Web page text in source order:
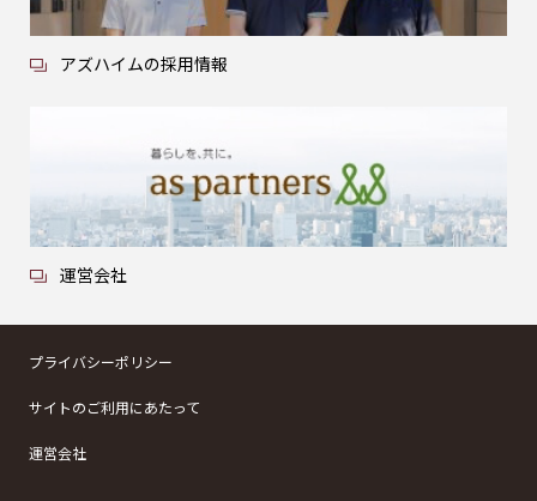
アズハイムの採用情報
運営会社
プライバシーポリシー
サイトのご利用にあたって
運営会社